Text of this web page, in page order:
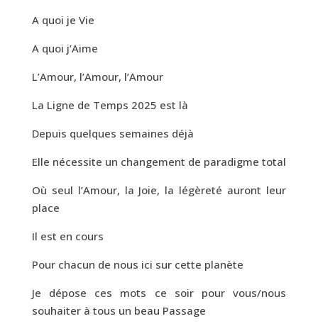
A quoi je Vie
A quoi j’Aime
L’Amour, l’Amour, l’Amour
La Ligne de Temps 2025 est là
Depuis quelques semaines déjà
Elle nécessite un changement de paradigme total
Où seul l’Amour, la Joie, la légèreté auront leur
place
Il est en cours
Pour chacun de nous ici sur cette planète
Je dépose ces mots ce soir pour vous/nous
souhaiter à tous un beau Passage